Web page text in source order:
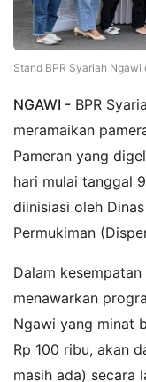
Stand BPR Syariah
NGAWI - BPR
meramaikan
Pameran yang
hari mulai tanggal
diinisiasi oleh
Permukiman
Dalam
menawarkan
Ngawi yang minat
Rp 100 ribu, akan
masih ada) secara